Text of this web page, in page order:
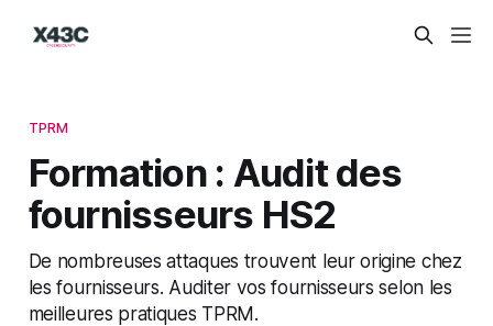
TPRM
Formation : Audit des
fournisseurs HS2
De nombreuses attaques trouvent leur origine chez
les fournisseurs. Auditer vos fournisseurs selon les
meilleures pratiques TPRM.